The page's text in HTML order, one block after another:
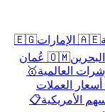
🇦🇪 الإمارات
🇪🇬
🇴🇲 عُمان
العالمية🥇
العملات
الأمريكية📋